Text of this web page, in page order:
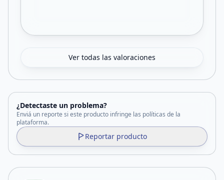
Ver todas las valoraciones
¿Detectaste un problema?
Enviá un reporte si este producto infringe las políticas de la
plataforma.
Reportar producto